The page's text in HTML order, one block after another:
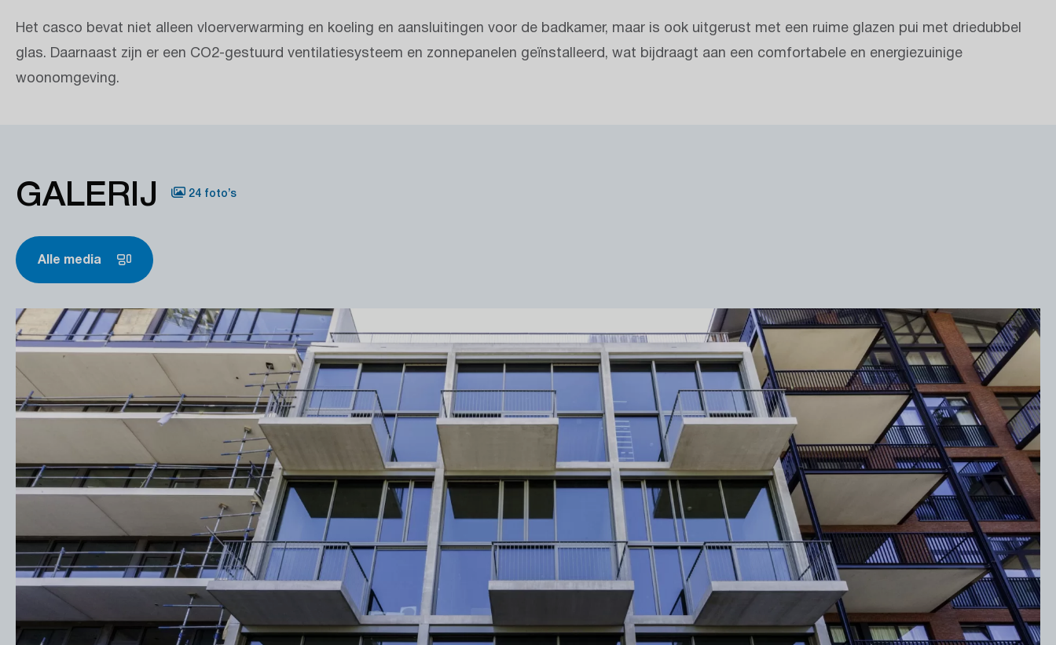
Het casco bevat niet alleen vloerverwarming en koeling en aansluitingen voor de badkamer, maar is ook uitgerust met een ruime glazen pui met driedubbel
glas. Daarnaast zijn er een CO2-gestuurd ventilatiesysteem en zonnepanelen geïnstalleerd, wat bijdraagt aan een comfortabele en energiezuinige
woonomgeving.
GALERIJ 24 foto’s
Alle media